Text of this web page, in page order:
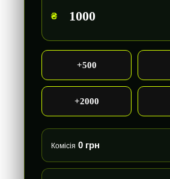
₴
+500
+2000
Комісія 0 грн